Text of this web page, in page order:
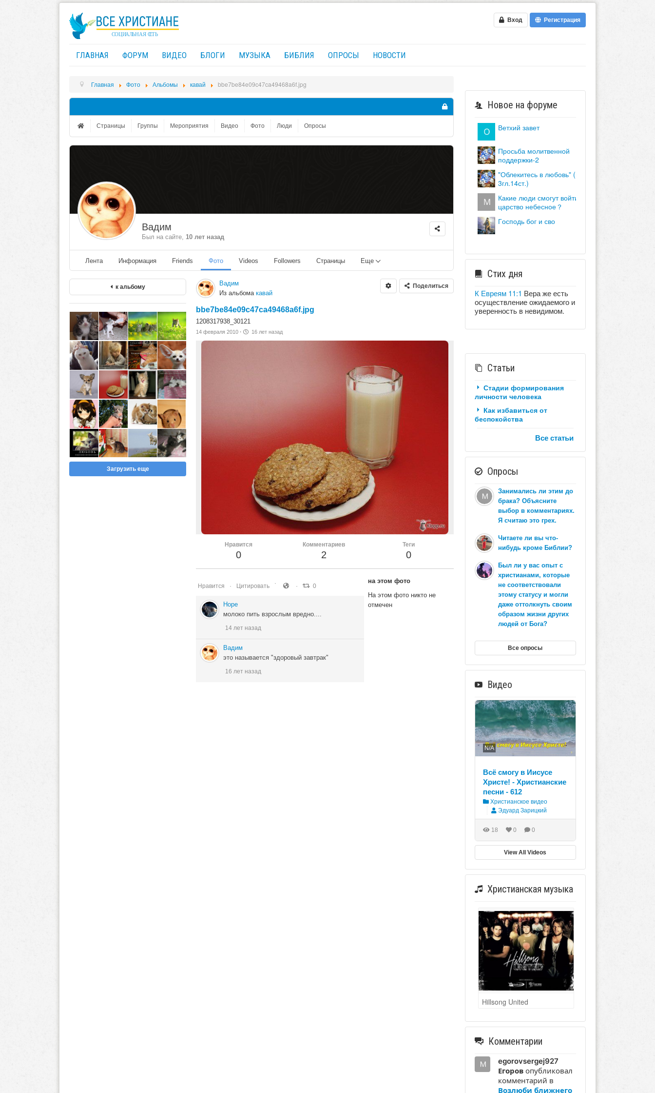
Вход Регистрация
ГЛАВНАЯ ФОРУМ ВИДЕО БЛОГИ МУЗЫКА БИБЛИЯ ОПРОСЫ НОВОСТИ
Главная Фото Альбомы кавай bbe7be84e09c47ca49468a6f.jpg
Страницы Группы Мероприятия Видео Фото Люди Опросы
Вадим
Был на сайте, 10 лет назад
Лента Информация Friends Фото Videos Followers Страницы Еще
к альбому
Загрузить еще
Вадим
Из альбома кавай
Поделиться
bbe7be84e09c47ca49468a6f.jpg
1208317938_30121
14 февраля 2010 · 16 лет назад
Нравится
0
Комментариев
2
Теги
0
Нравится Цитировать 0
Hope
молоко пить взрослым вредно....
14 лет назад
Вадим
это называется "здоровый завтрак"
16 лет назад
на этом фото
На этом фото никто не
отмечен
Новое на форуме
ветхий завет
просьба молитвенной
поддержки-2
"облекитесь в любовь" (кол.
3гл.14ст.)
какие люди смогут войти в
царство небесное？
господь бог и сво
Стих дня
К Евреям 11:1 Вера же есть
осуществление ожидаемого и
уверенность в невидимом.
Статьи
Стадии формирования
личности человека
Как избавиться от
беспокойства
Все статьи
Опросы
Занимались ли этим до
брака? Объясните
выбор в комментариях.
Я считаю это грех.
Читаете ли вы что-
нибудь кроме Библии?
Был ли у вас опыт с
христианами, которые
не соответствовали
этому статусу и могли
даже оттолкнуть своим
образом жизни других
людей от Бога?
Все опросы
Видео
N/A
Всё смогу в Иисусе
Христе! - Христианские
песни - 612
Христианское видео
Эдуард Зарицкий
18 0 0
View All Videos
Христианская музыка
Hillsong United
Комментарии
egorovsergej927
Егоровопубликовал
комментарий в
Возлюби ближнего